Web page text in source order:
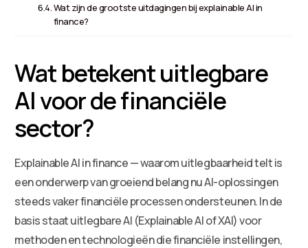
Wat zijn de grootste uitdagingen bij explainable AI in
finance?
Wat betekent uitlegbare
AI voor de financiële
sector?
Explainable AI in finance — waarom uitlegbaarheid telt is
een onderwerp van groeiend belang nu AI-oplossingen
steeds vaker financiële processen ondersteunen. In de
basis staat uitlegbare AI (Explainable AI of XAI) voor
methoden en technologieën die financiële instellingen,